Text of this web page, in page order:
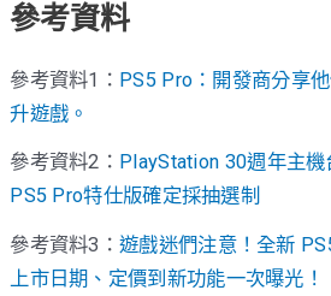
參考資料
參考資料1： PS5 Pro：開發商分享
升遊戲。
參考資料2： PlayStation 30週年主
PS5 Pro特仕版確定採抽選制
參考資料3：遊戲迷們注意！全新
上市日期、定價到新功能一次曝光！